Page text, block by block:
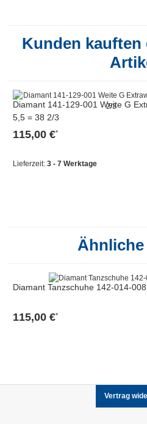
Kunden kauften
Diamant 141-129-001 Weite G
5,5 = 38 2/3
115,00 €*
Lieferzeit: 3 - 7 Werktage
Diamant Tanzschuhe 142-014-008
115,00 €*
Vertrag